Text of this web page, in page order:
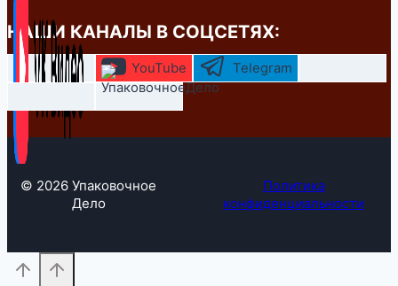
НАШИ КАНАЛЫ В СОЦСЕТЯХ:
YouTube Telegram
© 2026 Упаковочное
Дело
Политика
конфиденциальности